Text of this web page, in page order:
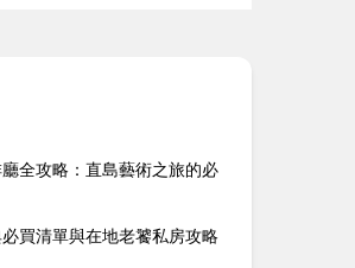
全攻略：直島藝術之旅的必
買清單與在地老饕私房攻略